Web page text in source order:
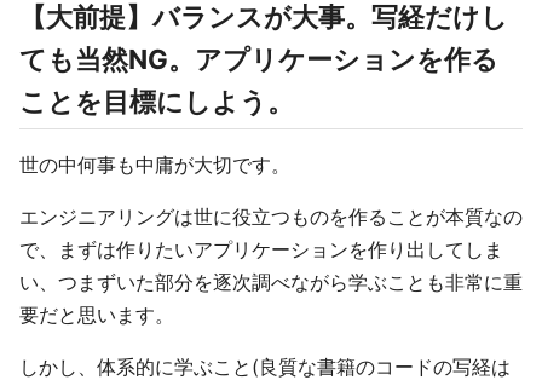
【大前提】バランスが大事。写経だけし
ても当然NG。アプリケーションを作る
ことを目標にしよう。
世の中何事も中庸が大切です。
エンジニアリングは世に役立つものを作ることが本質なの
で、まずは作りたいアプリケーションを作り出してしま
い、つまずいた部分を逐次調べながら学ぶことも非常に重
要だと思います。
しかし、体系的に学ぶこと(良質な書籍のコードの写経は